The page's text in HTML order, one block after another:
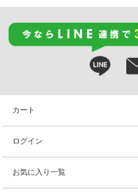
カート
ログイン
お気に入り一覧